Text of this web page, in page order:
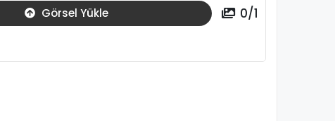
Görsel Yükle 0/1